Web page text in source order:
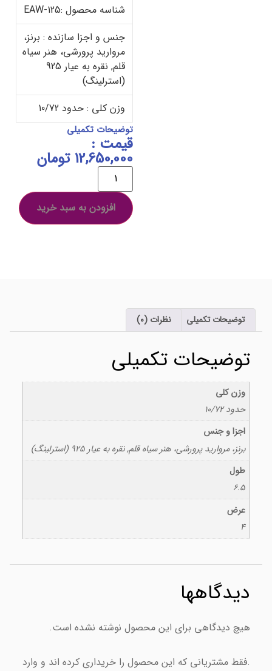
شناسه محصول :EAW-125
جنس و اجزا سازنده : برنز،
مروارید پرورشی، هنر سیاه
قلم, نقره به عیار 925
(استرلینگ)
وزن کلی : حدود 10/72
توضیحات تکمیلی
قیمت :
12,650,000 تومان
افزودن به سبد خرید
توضیحات تکمیلی نظرات (0)
توضیحات تکمیلی
وزن کلی
حدود 10/72
اجزا و جنس
برنز، مروارید پرورشی، هنر سیاه قلم, نقره به عیار 925 (استرلینگ)
طول
6.5
عرض
4
دیدگاهها
هیچ دیدگاهی برای این محصول نوشته نشده است.
.فقط مشتریانی که این محصول را خریداری کرده اند و وارد